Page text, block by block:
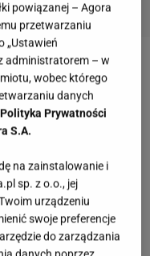
Zawady.
łatwo policzyć,
zobaczyłem
Junoszy-
cytuje"Viva!".
powiązanej – Agora
przetwarzaniu
„Ustawień
administratorem – w
wobec którego
danych
Polityka Prywatności
S.A.
na zainstalowanie i
sp. z o.o., jej
urządzeniu
swoje preferencje
do zarządzania